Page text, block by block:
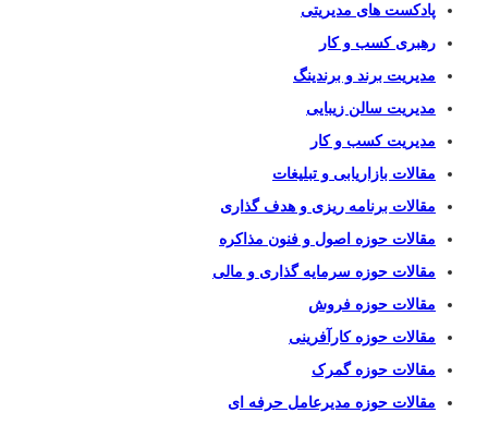
پادکست های مدیریتی
رهبری کسب و کار
مدیریت برند و برندینگ
مدیریت سالن زیبایی
مدیریت کسب و کار
مقالات بازاریابی و تبلیغات
مقالات برنامه ریزی و هدف گذاری
مقالات حوزه اصول و فنون مذاکره
مقالات حوزه سرمایه گذاری و مالی
مقالات حوزه فروش
مقالات حوزه کارآفرینی
مقالات حوزه گمرک
مقالات حوزه مدیرعامل حرفه ای